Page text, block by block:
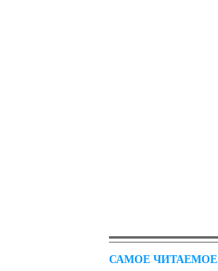
САМОЕ ЧИТАЕМОЕ